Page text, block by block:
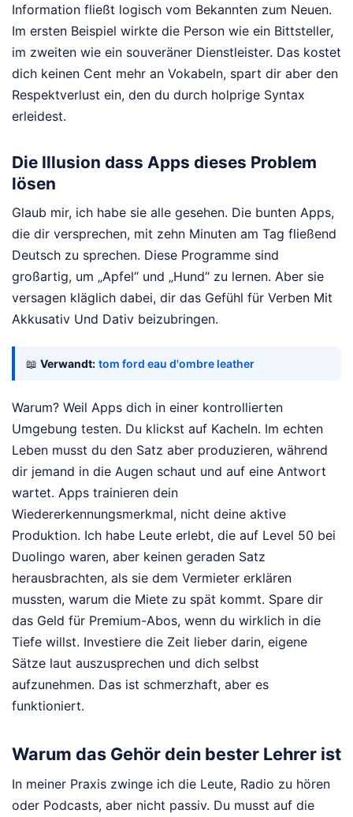
Information fließt logisch vom Bekannten zum Neuen.
Im ersten Beispiel wirkte die Person wie ein Bittsteller,
im zweiten wie ein souveräner Dienstleister. Das kostet
dich keinen Cent mehr an Vokabeln, spart dir aber den
Respektverlust ein, den du durch holprige Syntax
erleidest.
Die Illusion dass Apps dieses Problem
lösen
Glaub mir, ich habe sie alle gesehen. Die bunten Apps,
die dir versprechen, mit zehn Minuten am Tag fließend
Deutsch zu sprechen. Diese Programme sind
großartig, um „Apfel“ und „Hund“ zu lernen. Aber sie
versagen kläglich dabei, dir das Gefühl für Verben Mit
Akkusativ Und Dativ beizubringen.
📖 Verwandt: tom ford eau d'ombre leather
Warum? Weil Apps dich in einer kontrollierten
Umgebung testen. Du klickst auf Kacheln. Im echten
Leben musst du den Satz aber produzieren, während
dir jemand in die Augen schaut und auf eine Antwort
wartet. Apps trainieren dein
Wiedererkennungsmerkmal, nicht deine aktive
Produktion. Ich habe Leute erlebt, die auf Level 50 bei
Duolingo waren, aber keinen geraden Satz
herausbrachten, als sie dem Vermieter erklären
mussten, warum die Miete zu spät kommt. Spare dir
das Geld für Premium-Abos, wenn du wirklich in die
Tiefe willst. Investiere die Zeit lieber darin, eigene
Sätze laut auszusprechen und dich selbst
aufzunehmen. Das ist schmerzhaft, aber es
funktioniert.
Warum das Gehör dein bester Lehrer ist
In meiner Praxis zwinge ich die Leute, Radio zu hören
oder Podcasts, aber nicht passiv. Du musst auf die